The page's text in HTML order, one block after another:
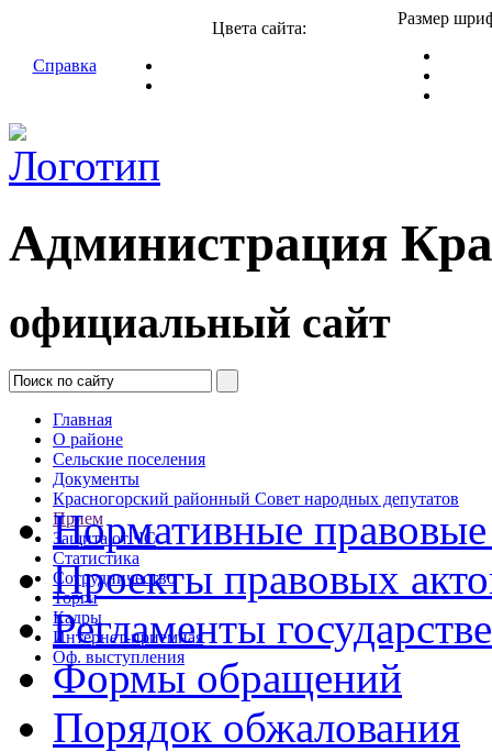
Справка
Цвета сайта:
Размер
Администрация
официальный сайт
Главная
О районе
Сельские поселения
Документы
Красногорский районный Совет народных депутатов
Прием
Защита от ЧС
Статистика
Сотрудничество
Торги
Кадры
Интернет-приемная
Оф. выступления
Нормативные
Проекты правовых
Регламенты
Формы обращений
Порядок обжалования